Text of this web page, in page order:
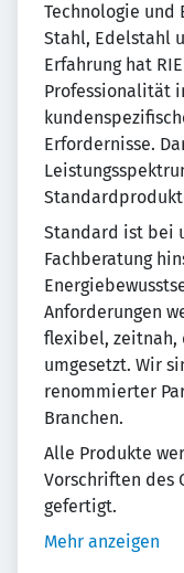
Technologie und
Stahl, Edelstahl
Erfahrung hat
Professionalität
Erfordernisse.
Standard ist bei
Fachberatung
Anforderungen
flexibel, zeitnah,
umgesetzt. Wir
renommierter
Branchen.
Alle Produkte
Vorschriften des
gefertigt.
Mehr anzeigen